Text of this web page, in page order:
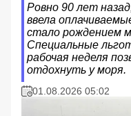
Ровно 90 лет
ввела
стало рождением
Специальные
рабочая неделя
отдохнуть у моря.
01.08.2026 05:02